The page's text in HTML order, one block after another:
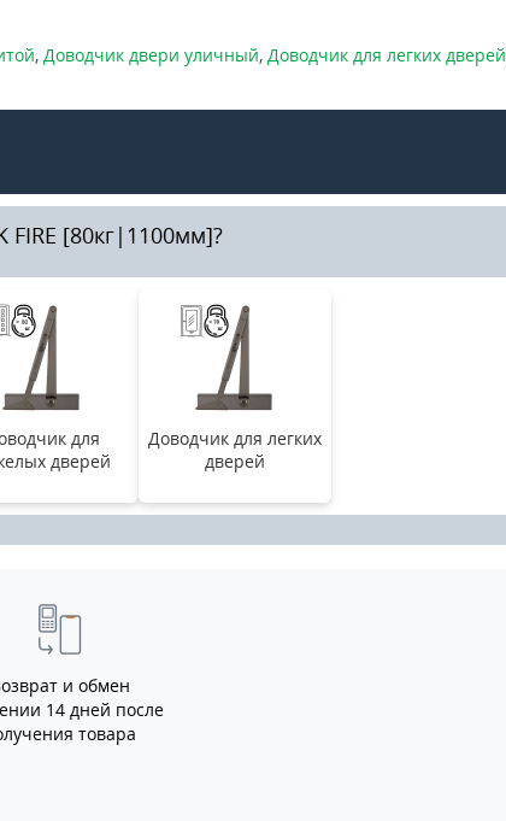
, Доводчик двери уличный, Доводчик для легких дверей
FIRE [80кг|1100мм]?
для
дверей
Доводчик для легких
дверей
и обмен
14 дней после
товара